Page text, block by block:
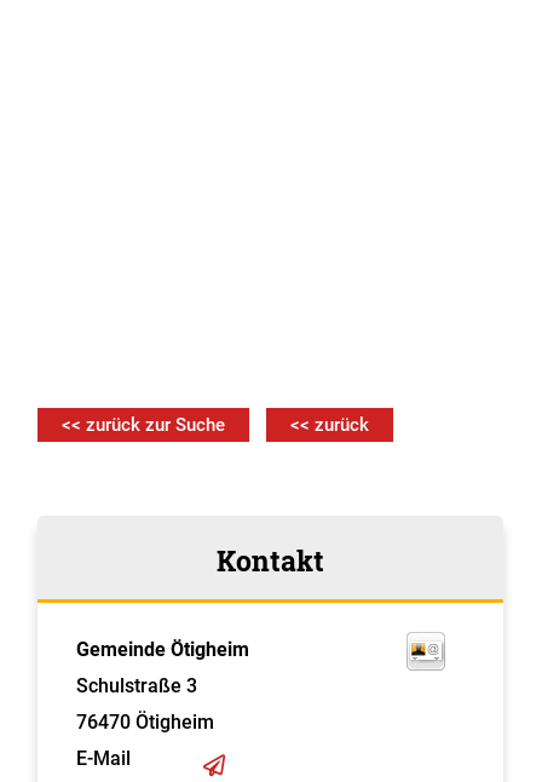
<< zurück zur Suche << zurück
Kontakt
Gemeinde Ötigheim
Schulstraße 3
76470 Ötigheim
E-Mail